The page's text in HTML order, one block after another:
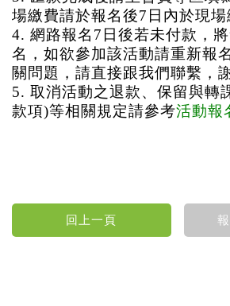
場繳費請於報名後7日內於現場
4. 網路報名7日後若未付款，
名，如欲參加該活動請重新報
關問題，請直接跟我們聯繫，
5. 取消活動之退款、保留與轉
款項)等相關規定請參考活動報